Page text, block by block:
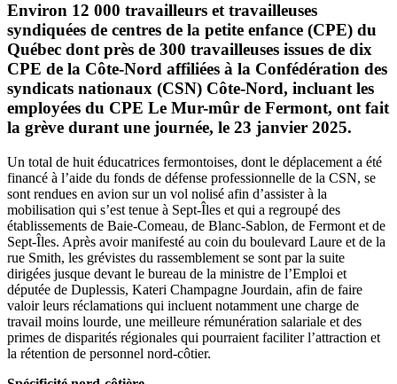
Environ 12 000 travailleurs et travailleuses
syndiquées de centres de la petite enfance (CPE) du
Québec dont près de 300 travailleuses issues de dix
CPE de la Côte-Nord affiliées à la Confédération des
syndicats nationaux (CSN) Côte-Nord, incluant les
employées du CPE Le Mur-mûr de Fermont, ont fait
la grève durant une journée, le 23 janvier 2025.
Un total de huit éducatrices fermontoises, dont le déplacement a été
financé à l’aide du fonds de défense professionnelle de la CSN, se
sont rendues en avion sur un vol nolisé afin d’assister à la
mobilisation qui s’est tenue à Sept-Îles et qui a regroupé des
établissements de Baie-Comeau, de Blanc-Sablon, de Fermont et de
Sept-Îles. Après avoir manifesté au coin du boulevard Laure et de la
rue Smith, les grévistes du rassemblement se sont par la suite
dirigées jusque devant le bureau de la ministre de l’Emploi et
députée de Duplessis, Kateri Champagne Jourdain, afin de faire
valoir leurs réclamations qui incluent notamment une charge de
travail moins lourde, une meilleure rémunération salariale et des
primes de disparités régionales qui pourraient faciliter l’attraction et
la rétention de personnel nord-côtier.